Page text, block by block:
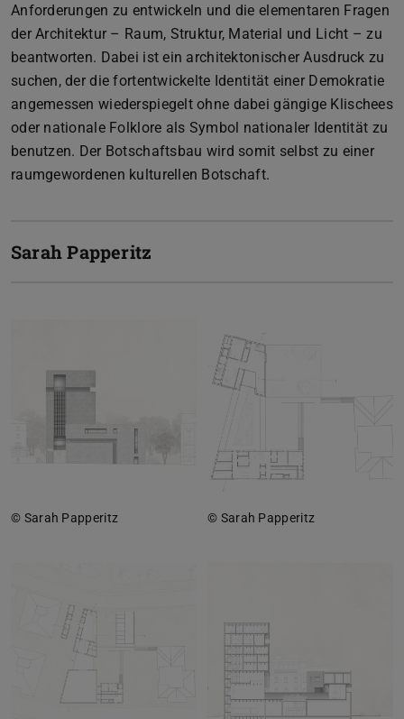
Anforderungen zu entwickeln und die elementaren Fragen
der Architektur – Raum, Struktur, Material und Licht – zu
beantworten. Dabei ist ein architektonischer Ausdruck zu
suchen, der die fortentwickelte Identität einer Demokratie
angemessen wiederspiegelt ohne dabei gängige Klischees
oder nationale Folklore als Symbol nationaler Identität zu
benutzen. Der Botschaftsbau wird somit selbst zu einer
raumgewordenen kulturellen Botschaft.
Sarah Papperitz
© Sarah Papperitz © Sarah Papperitz